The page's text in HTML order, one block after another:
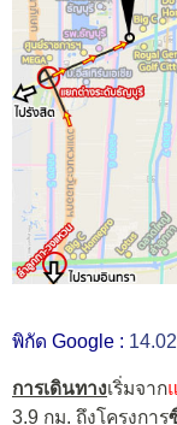
พิกัด Google :
การเดินทางเริ่มจาก
3.9 กม. ถึงโครงการ